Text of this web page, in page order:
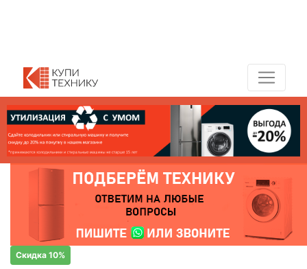
Скидка 10%